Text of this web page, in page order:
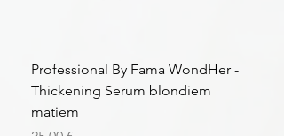
Professional By Fama WondHer -
Thickening Serum blondiem
matiem